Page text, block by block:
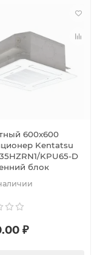
600х600
Kentatsu
KPU65-D
блок
₽